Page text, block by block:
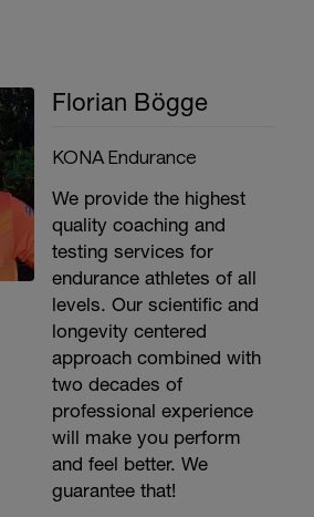
mit 3 Durchgängen = 4:30
von Woche zu Woche
Ups / Medizinball Sprung
Boden werfen (explosiv) /
Ups / Trizeps Curls /
Ups / Seilsprung / Box
hier jeweils heranarbeiten
Niveau steigern
Florian Bögge
KONA Endurance
We provide the highest
quality coaching and
testing services for
endurance athletes of all
levels. Our scientific and
longevity centered
approach combined with
two decades of
professional experience
will make you perform
and feel better. We
guarantee that!